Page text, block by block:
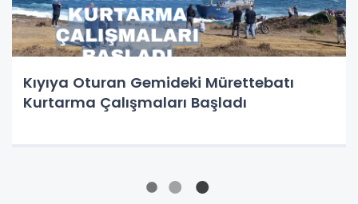
Kıyıya Oturan Gemideki Mürettebatı
Kurtarma Çalışmaları Başladı